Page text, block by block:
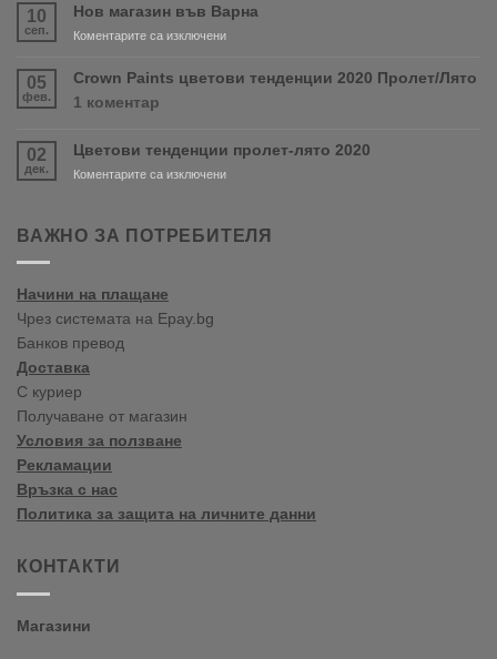
продуктите
RONSEAL
PURDY!
10
сеп.
Нов магазин във Варна
Коментарите са изключениза
05
фев.
Crown Paints цветови тенденции 2020 Пролет/Лято
1 коментар
цветови
тенденции
Лято
02
дек.
Цветови тенденции пролет-лято 2020
Коментарите са изключениза
пролет-
ВАЖНО ЗА ПОТРЕБИТЕЛЯ
Начини на плащане
Чрез системата на Epay.bg
Банков превод
Доставка
С куриер
Получаване от магазин
Условия за ползване
Рекламации
Връзка с нас
Политика за защита на личните данни
КОНТАКТИ
Магазини